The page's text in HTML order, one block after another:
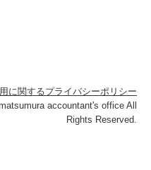
に関するプライバシーポリシー
accountant's office All
Rights Reserved.